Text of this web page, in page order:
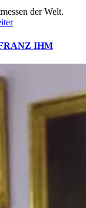
der Welt.
IHM